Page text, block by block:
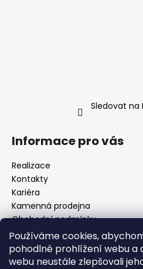
Používáme cookies,
pohodlné prohlížení webu a
webu neustále zlepšovali
Sledovat na
Informace pro vás
Realizace
Kontakty
Kariéra
Kamenná prodejna
Obchodní podmínky
Podmínky ochrany osobních
Odstoupení od smlouvy
Reklamace zboží